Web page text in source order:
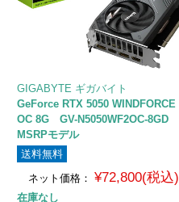
GIGABYTE ギガバイト
GeForce RTX 5050 WINDFORCE
OC 8G GV-N5050WF2OC-8GD
MSRPモデル
送料無料
ネット価格：
¥72,800(税込)
在庫なし